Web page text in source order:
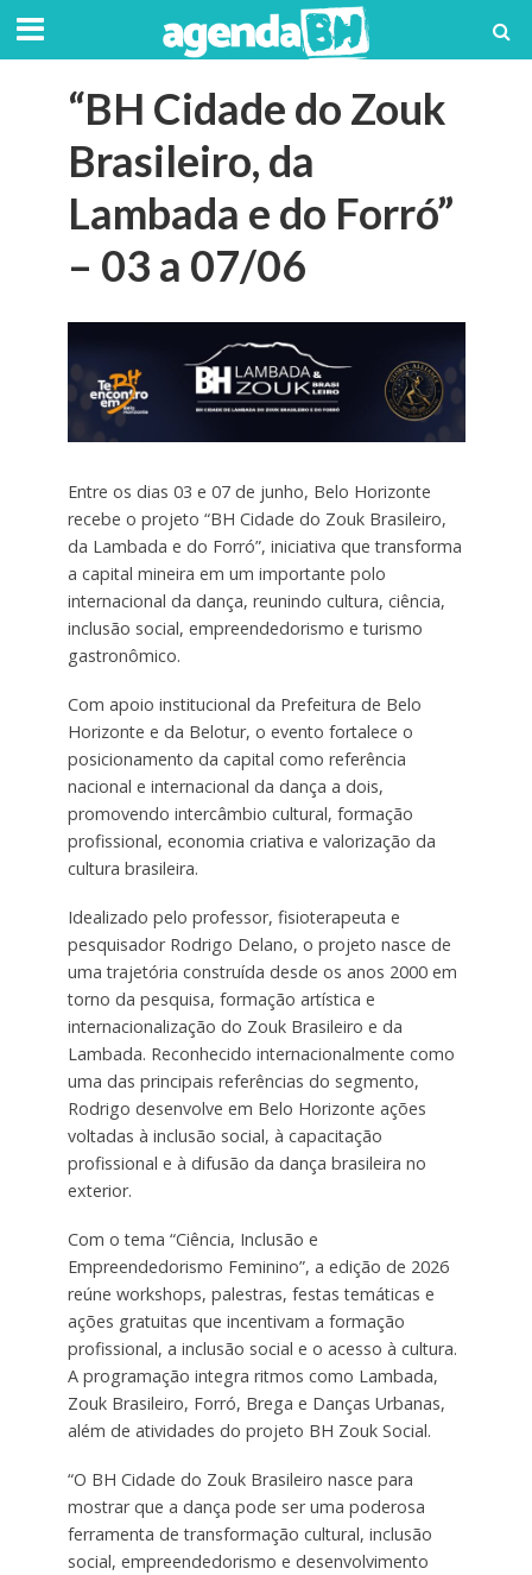
“BH Cidade do Zouk
Brasileiro, da
Lambada e do Forró”
– 03 a 07/06
Entre os dias 03 e 07 de junho, Belo Horizonte
recebe o projeto “BH Cidade do Zouk Brasileiro,
da Lambada e do Forró”, iniciativa que transforma
a capital mineira em um importante polo
internacional da dança, reunindo cultura, ciência,
inclusão social, empreendedorismo e turismo
gastronômico.
Com apoio institucional da Prefeitura de Belo
Horizonte e da Belotur, o evento fortalece o
posicionamento da capital como referência
nacional e internacional da dança a dois,
promovendo intercâmbio cultural, formação
profissional, economia criativa e valorização da
cultura brasileira.
Idealizado pelo professor, fisioterapeuta e
pesquisador Rodrigo Delano, o projeto nasce de
uma trajetória construída desde os anos 2000 em
torno da pesquisa, formação artística e
internacionalização do Zouk Brasileiro e da
Lambada. Reconhecido internacionalmente como
uma das principais referências do segmento,
Rodrigo desenvolve em Belo Horizonte ações
voltadas à inclusão social, à capacitação
profissional e à difusão da dança brasileira no
exterior.
Com o tema “Ciência, Inclusão e
Empreendedorismo Feminino”, a edição de 2026
reúne workshops, palestras, festas temáticas e
ações gratuitas que incentivam a formação
profissional, a inclusão social e o acesso à cultura.
A programação integra ritmos como Lambada,
Zouk Brasileiro, Forró, Brega e Danças Urbanas,
além de atividades do projeto BH Zouk Social.
“O BH Cidade do Zouk Brasileiro nasce para
mostrar que a dança pode ser uma poderosa
ferramenta de transformação cultural, inclusão
social, empreendedorismo e desenvolvimento